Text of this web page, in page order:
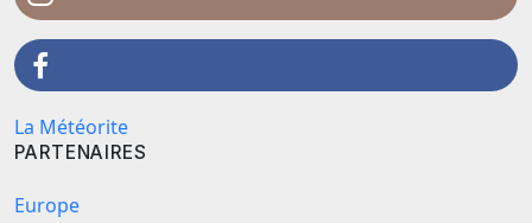
La Météorite
PARTENAIRES
Europe